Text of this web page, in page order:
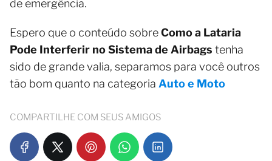
de emergência.
Espero que o conteúdo sobreComo a Lataria
Pode Interferir no Sistema de Airbags tenha
sido de grande valia, separamos para você outros
tão bom quanto na categoria Auto e Moto
COMPARTILHE COM SEUS AMIGOS